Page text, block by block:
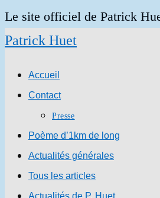
Skip
to
Le site officiel de Patrick
Patrick Huet
Accueil
Contact
Presse
Poème d’1km de long
Actualités générales
Tous les articles
Actualités de P. Huet